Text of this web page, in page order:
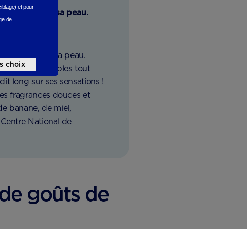
et celle de sa peau.
et celle de sa peau.
lui sont agréables tout
long sur ses sensations !
fragrances douces et
banane, de miel,
National de
goûts de
et pour
de
choix